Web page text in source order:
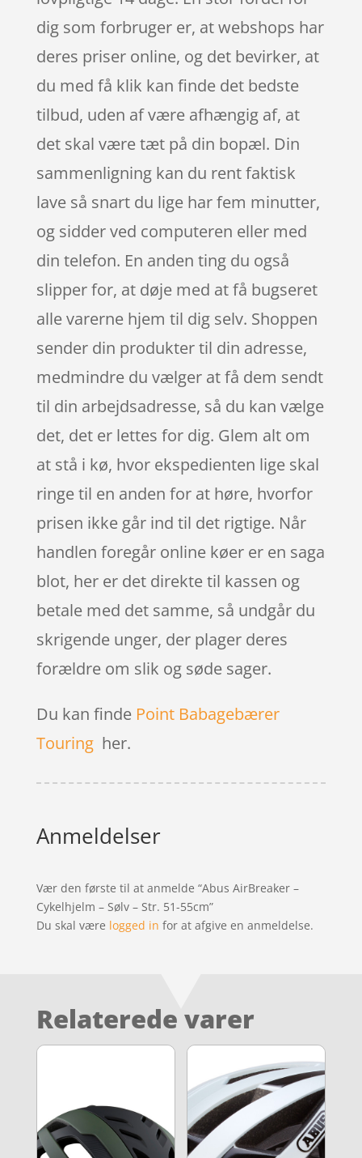
dig som forbruger er, at webshops har
deres priser online, og det bevirker, at
du med få klik kan finde det bedste
tilbud, uden af være afhængig af, at
det skal være tæt på din bopæl. Din
sammenligning kan du rent faktisk
lave så snart du lige har fem minutter,
og sidder ved computeren eller med
din telefon. En anden ting du også
slipper for, at døje med at få bugseret
alle varerne hjem til dig selv. Shoppen
sender din produkter til din adresse,
medmindre du vælger at få dem sendt
til din arbejdsadresse, så du kan vælge
det, det er lettes for dig. Glem alt om
at stå i kø, hvor ekspedienten lige skal
ringe til en anden for at høre, hvorfor
prisen ikke går ind til det rigtige. Når
handlen foregår online køer er en saga
blot, her er det direkte til kassen og
betale med det samme, så undgår du
skrigende unger, der plager deres
forældre om slik og søde sager.
Du kan finde Point Babagebærer
Touringher.
Anmeldelser
Vær den første til at anmelde “Abus AirBreaker –
Cykelhjelm – Sølv – Str. 51-55cm”
Du skal være logged in for at afgive en anmeldelse.
Relaterede varer